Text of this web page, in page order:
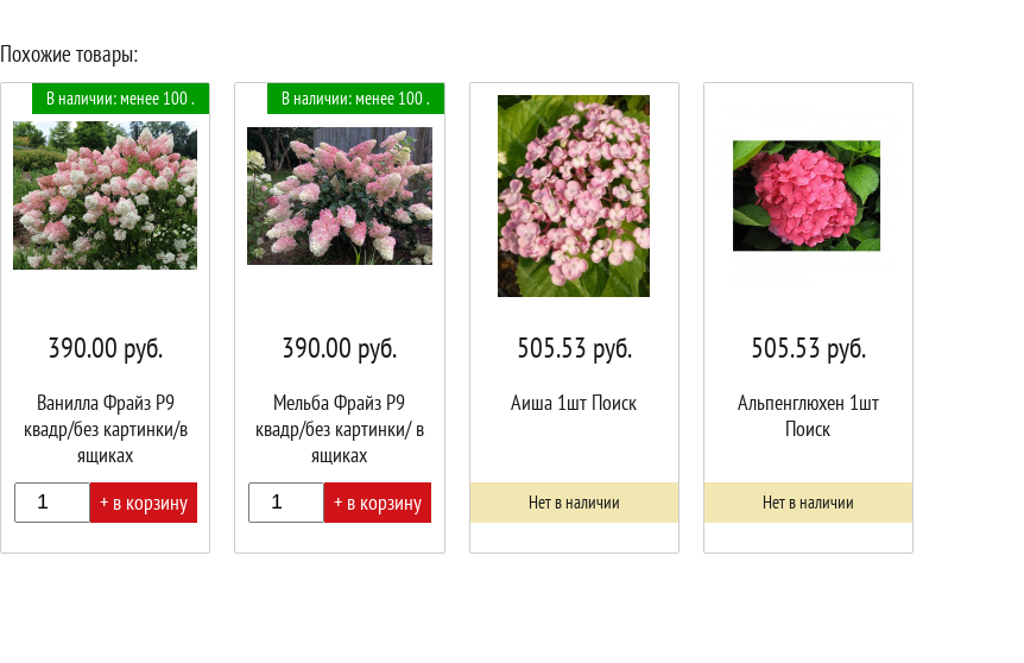
Похожие товары:
В наличии: менее 100 .
390.00 руб.
Ванилла Фрайз Р9
квадр/без картинки/в
ящиках
+ в корзину
В наличии: менее 100 .
390.00 руб.
Мельба Фрайз Р9
квадр/без картинки/ в
ящиках
+ в корзину
505.53 руб.
Аиша 1шт Поиск
Нет в наличии
505.53 руб.
Альпенглюхен 1шт
Поиск
Нет в наличии